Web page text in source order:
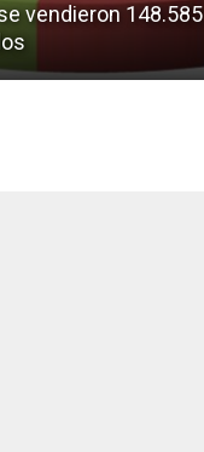
vendieron 148.585